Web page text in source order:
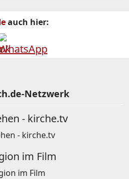
auch hier:
Netzwerk
- kirche.tv
im Film